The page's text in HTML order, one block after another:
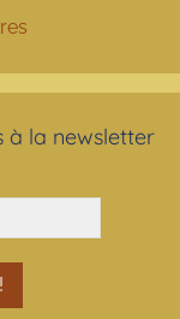
à la newsletter